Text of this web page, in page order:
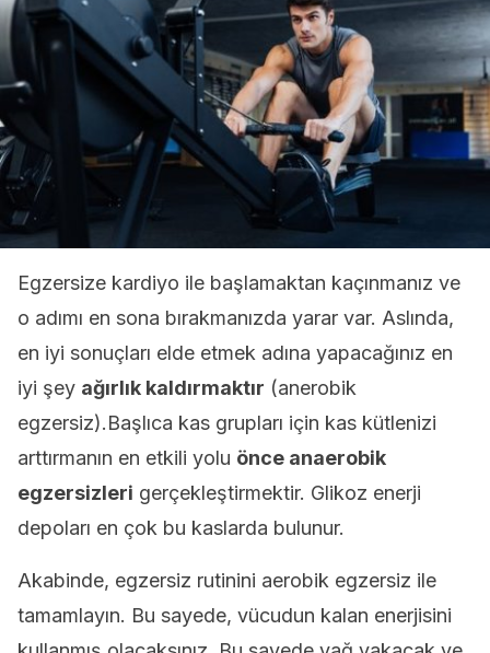
Egzersize kardiyo ile başlamaktan kaçınmanız ve
o adımı en sona bırakmanızda yarar var. Aslında,
en iyi sonuçları elde etmek adına yapacağınız en
iyi şey ağırlık kaldırmaktır (anerobik
egzersiz).Başlıca kas grupları için kas kütlenizi
arttırmanın en etkili yolu önce anaerobik
egzersizleri gerçekleştirmektir. Glikoz enerji
depoları en çok bu kaslarda bulunur.
Akabinde, egzersiz rutinini aerobik egzersiz ile
tamamlayın. Bu sayede, vücudun kalan enerjisini